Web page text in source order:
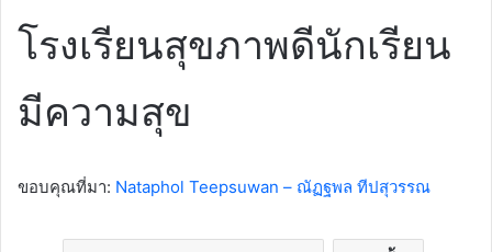
โรงเรียนสุขภาพดีนักเรียน
มีความสุข
ขอบคุณที่มา: Nataphol Teepsuwan – ณัฏฐพล ทีปสุวรรณ